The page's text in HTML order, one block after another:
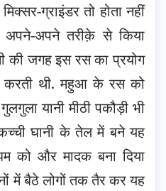
ग्राइंडर तो होता नहीं
अपने-अपने तरीक़े से किया
की जगह इस रस का प्रयोग
करती थी. महुआ के रस को
यानी मीठी पकौड़ी भी
कच्ची घानी के तेल में बने यह
को और मादक बना दिया
में बैठे लोगों तक तैर कर यह